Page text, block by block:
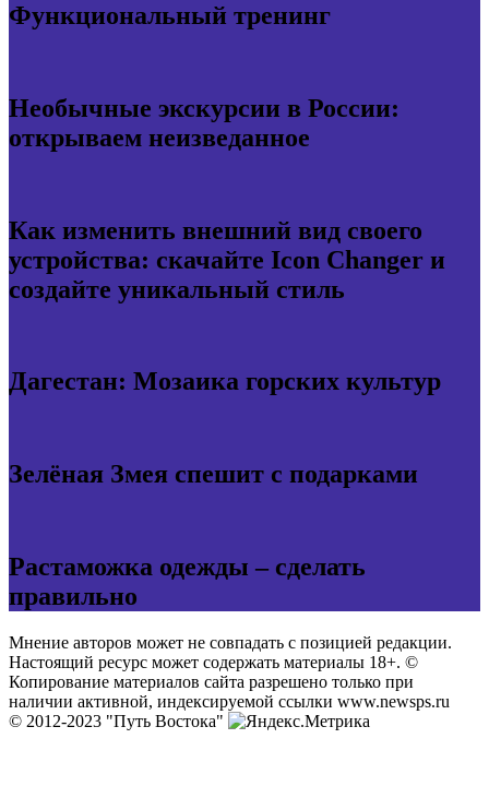
Функциональный тренинг
Необычные экскурсии в России:
открываем неизведанное
Как изменить внешний вид своего
устройства: скачайте Icon Changer и
создайте уникальный стиль
Дагестан: Мозаика горских культур
Зелёная Змея спешит с подарками
Растаможка одежды – сделать
правильно
Мнение авторов может не совпадать с позицией редакции.
Настоящий ресурс может содержать материалы 18+. ©
Копирование материалов сайта разрешено только при
наличии активной, индексируемой ссылки www.newsps.ru
© 2012-2023 "Путь Востока"